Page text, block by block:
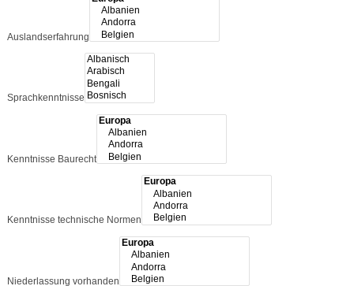
Auslandserfahrung
Sprachkenntnisse
Kenntnisse Baurecht
Kenntnisse technische Normen
Niederlassung vorhanden